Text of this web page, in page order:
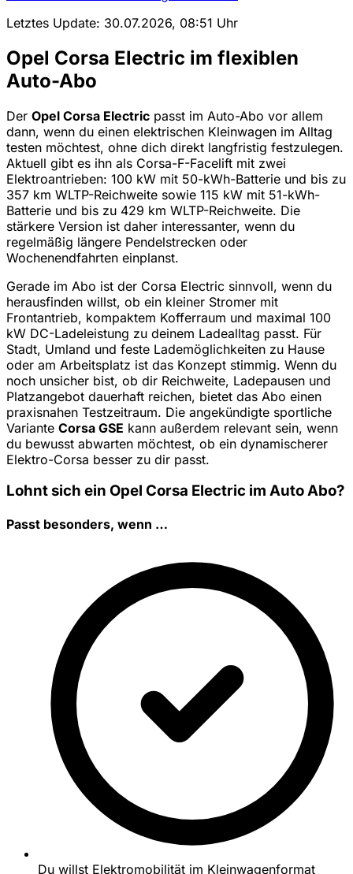
Letztes Update: 30.07.2026, 08:51 Uhr
Opel Corsa Electric im flexiblen
Auto-Abo
Der Opel Corsa Electric passt im Auto-Abo vor allem
dann, wenn du einen elektrischen Kleinwagen im Alltag
testen möchtest, ohne dich direkt langfristig festzulegen.
Aktuell gibt es ihn als Corsa-F-Facelift mit zwei
Elektroantrieben: 100 kW mit 50-kWh-Batterie und bis zu
357 km WLTP-Reichweite sowie 115 kW mit 51-kWh-
Batterie und bis zu 429 km WLTP-Reichweite. Die
stärkere Version ist daher interessanter, wenn du
regelmäßig längere Pendelstrecken oder
Wochenendfahrten einplanst.
Gerade im Abo ist der Corsa Electric sinnvoll, wenn du
herausfinden willst, ob ein kleiner Stromer mit
Frontantrieb, kompaktem Kofferraum und maximal 100
kW DC-Ladeleistung zu deinem Ladealltag passt. Für
Stadt, Umland und feste Lademöglichkeiten zu Hause
oder am Arbeitsplatz ist das Konzept stimmig. Wenn du
noch unsicher bist, ob dir Reichweite, Ladepausen und
Platzangebot dauerhaft reichen, bietet das Abo einen
praxisnahen Testzeitraum. Die angekündigte sportliche
Variante Corsa GSE kann außerdem relevant sein, wenn
du bewusst abwarten möchtest, ob ein dynamischerer
Elektro-Corsa besser zu dir passt.
Lohnt sich ein Opel Corsa Electric im Auto Abo?
Passt besonders, wenn …
Du willst Elektromobilität im Kleinwagenformat